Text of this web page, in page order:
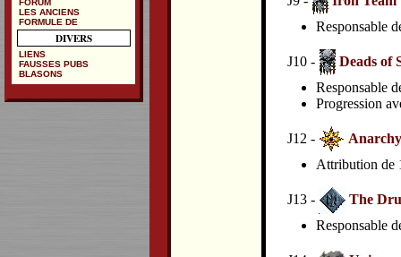
Responsable
J10 -
Deads of
Responsable
Progression
J12 -
Attribution de
J13 -
The
Responsable
LES ANCIENS
FORMULE DE
DIVERS
LIENS
FAUSSES PUBS
BLASONS